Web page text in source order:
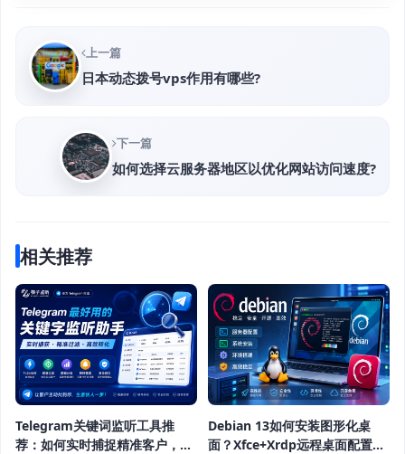
上一篇
日本动态拨号vps作用有哪些?
下一篇
如何选择云服务器地区以优化网站访问速度?
相关推荐
Telegram关键词监听工具推
荐：如何实时捕捉精准客户，提
Debian 13如何安装图形化桌
面？Xfce+Xrdp远程桌面配置教